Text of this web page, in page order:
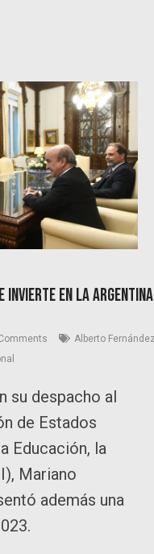
invierte en la Argentina
Alberto
su despacho al
de Estados
Educación, la
Mariano
además una